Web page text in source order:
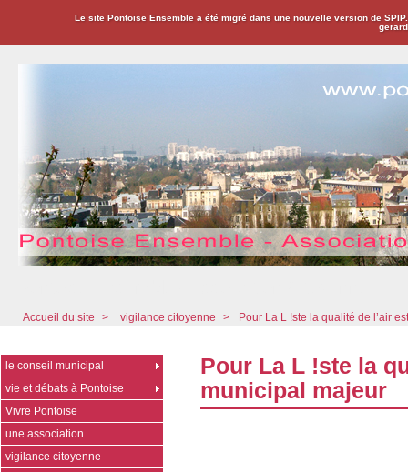
Le site Pontoise Ensemble a été migré dans une nouvelle version de
Accueil du site > vigilance citoyenne > Pour La L !ste la qualité de l’air
Pour La L !ste la
municipal majeur
le conseil municipal
vie et débats à Pontoise
Vivre Pontoise
une association
vigilance citoyenne